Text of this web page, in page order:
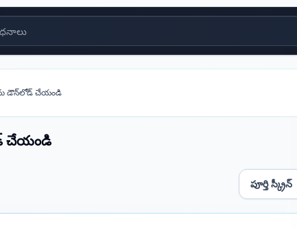
డౌన్‌లోడ్ చేయండి
చేయండి
పూర్తి స్క్రీన్